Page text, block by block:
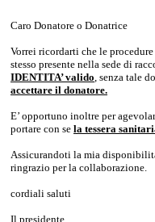
Caro Donatore o Donatrice
Vorrei ricordarti che le
stesso presente nella sede di
IDENTITA’ valido, senza tale
accettare il donatore.
E’ opportuno inoltre per
portare con se la tessera
Assicurandoti la mia
ringrazio per la collaborazione.
cordiali saluti
Il presidente